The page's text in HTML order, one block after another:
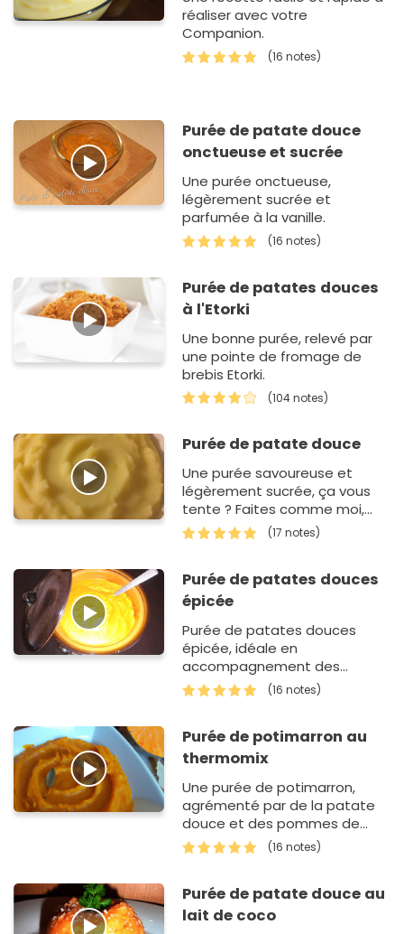
réaliser avec votre
Companion.
(16 notes)
Purée de patate douce
onctueuse et sucrée
Une purée onctueuse,
légèrement sucrée et
parfumée à la vanille.
(16 notes)
Purée de patates douces
à l'Etorki
Une bonne purée, relevé par
une pointe de fromage de
brebis Etorki.
(104 notes)
Purée de patate douce
Une purée savoureuse et
légèrement sucrée, ça vous
tente ? Faites comme moi,
optez pour la purée de patate
douce.
(17 notes)
Purée de patates douces
épicée
Purée de patates douces
épicée, idéale en
accompagnement des
viandes blanches.
(16 notes)
Purée de potimarron au
thermomix
Une purée de potimarron,
agrémenté par de la patate
douce et des pommes de
terre. Un trio gourmand qui fait
l'unanimité ! C'est une pur&…
(16 notes)
Purée de patate douce au
lait de coco